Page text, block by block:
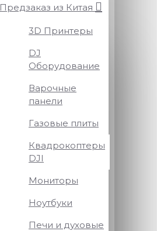
Предзаказ из Китая
3D Принтеры
DJ
Оборудование
Варочные
панели
Газовые плиты
Квадрокоптеры
DJI
Мониторы
Ноутбуки
Печи и духовые